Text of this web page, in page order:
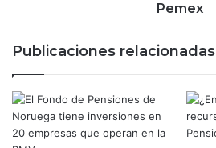
í
n
i
c
e
n
e
n
e
r
g
Pemex
Publicaciones relacionadas